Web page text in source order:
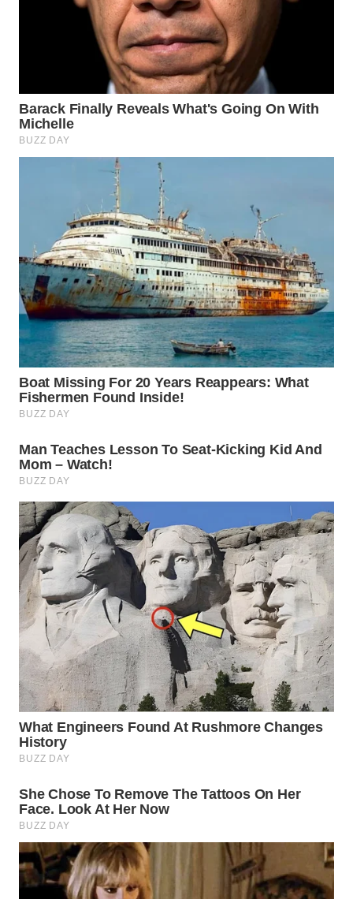
WN
KARAWANG
BOGOR
WN
DEPOK
WN
TAPANULI
UTARA
WN
WN
PADANG
LAWAS
WN
SUMEDANG
WN
CIANJUR
WN
KEPULAUAN
SERIBU
WN
TANGERANG
WN
BINJAI
WN
CIREBON